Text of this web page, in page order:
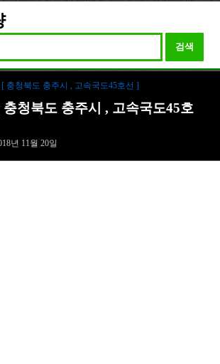
검색
충청북도 충주시 , 고속국도45호선 ]
청북도 충주시 , 고속국도45호
년 11월 20일